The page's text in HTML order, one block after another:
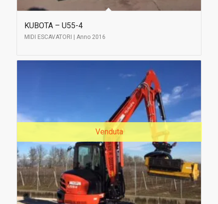
KUBOTA – U55-4
MIDI ESCAVATORI | Anno 2016
Venduta